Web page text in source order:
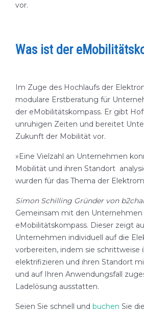
vor.
Was ist der
Im Zuge des Hochlaufs der
modulare Erstberatung für
der eMobilitätskompass. Er gibt
unruhigen Zeiten und bereitet
Zukunft der Mobilität vor.
»Eine Vielzahl an Unternehmen
Mobilität und ihren Standort
wurden für das Thema der
Simon Schilling Gründer von
Gemeinsam mit den Unternehmen
eMobilitätskompass. Dieser zeigt
Unternehmen individuell auf die
vorbereiten, indem sie schrittweise
elektrifizieren und ihren Standort
und auf Ihren Anwendungsfall
Ladelösung ausstatten.
Seien Sie schnell und buchen Sie